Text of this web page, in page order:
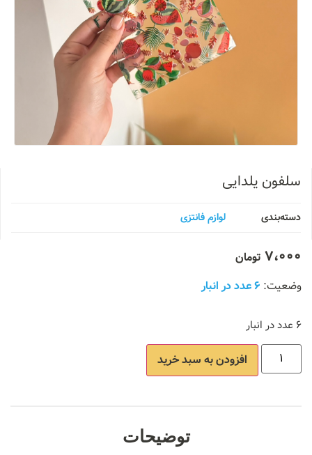
سلفون یلدایی
دسته‌بندی لوازم فانتزی
7،000 تومان
6 عدد در انبار
6 عدد در انبار
افزودن به سبد خرید
توضیحات